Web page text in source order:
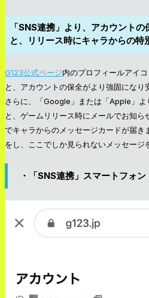
「SNS連携」より、アカウント
と、リリース時にキャラからの特
G123公式ページ内のプロフィールアイ
と、アカウントの保全がより強固になり
さらに、「Google」または「Apple」よ
と、ゲームリリース時にメールでお知
でキャラからのメッセージカードが届
をし、ここでしか見られないメッセージ
・「SNS連携」スマートフォ